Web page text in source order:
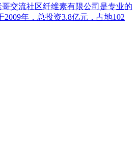
交流社区纤维素有限公司是专业的
年，总投资3.8亿元，占地102